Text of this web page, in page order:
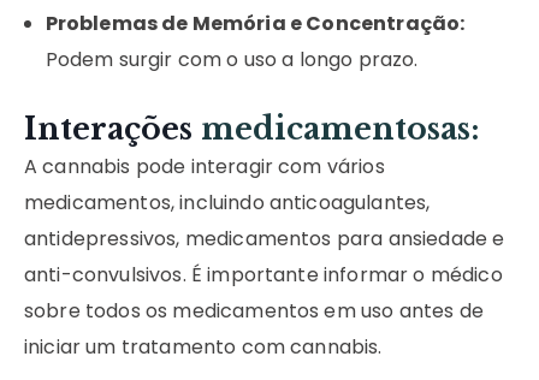
Problemas de Memória e Concentração:
Podem surgir com o uso a longo prazo.
Interações medicamentosas:
A cannabis pode interagir com vários
medicamentos, incluindo anticoagulantes,
antidepressivos, medicamentos para ansiedade e
anti-convulsivos. É importante informar o médico
sobre todos os medicamentos em uso antes de
iniciar um tratamento com cannabis.